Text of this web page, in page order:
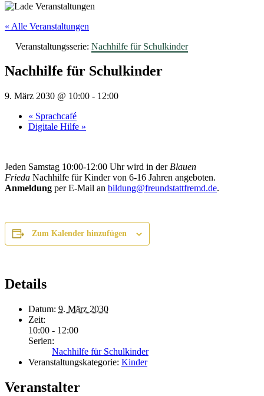
« Alle Veranstaltungen
Veranstaltungsserie: Nachhilfe für Schulkinder
Nachhilfe für Schulkinder
9. März 2030 @ 10:00 - 12:00
« Sprachcafé
Digitale Hilfe »
Jeden Samstag 10:00-12:00 Uhr wird in der Blauen
Frieda Nachhilfe für Kinder von 6-16 Jahren angeboten.
Anmeldung per E-Mail an bildung@freundstattfremd.de.
Zum Kalender hinzufügen
Details
Datum: 9. März 2030
Zeit:
10:00 - 12:00
Serien:
Nachhilfe für Schulkinder
Veranstaltungskategorie: Kinder
Veranstalter